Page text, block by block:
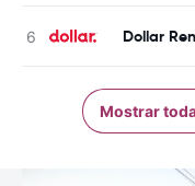
Dollar
Mostrar